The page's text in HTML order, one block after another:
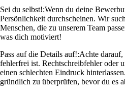
Sei du selbst!:Wenn du deine
Persönlichkeit durchscheinen. Wir
Menschen, die zu unserem Team
was dich motiviert!
Pass auf die Details auf!:Achte darauf,
fehlerfrei ist. Rechtschreibfehler oder
einen schlechten Eindruck
gründlich zu überprüfen, bevor du es